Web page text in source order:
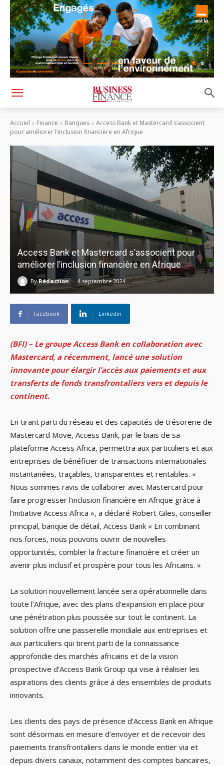
Accueil Finance Banques
Access Bank et Mastercard s’associent
pour améliorer l’inclusion financière en Afrique
Access Bank et Mastercard s’associent pour
améliorer l’inclusion financière en Afrique
By Rédaction - 4 septembre 2024
Facebook Linkedin
(BFI) – Le groupe Access Bank en collaboration avec
Mastercard, a récemment, lancé une solution
innovante pour élargir l’accès aux paiements et aux
transferts de fonds transfrontaliers vers et depuis le
continent.
En tirant parti du réseau et des capacités de trésorerie de
Mastercard Move, Access Bank, par le biais de sa
plateforme Access Africa, permettra aux particuliers et aux
entreprises de bénéficier de transactions internationales
instantanées, traçables, transparentes et rentables. «
Nous sommes ravis de collaborer avec Mastercard pour
faire progresser l’inclusion financière en Afrique grâce à
l’initiative Access Africa », a déclaré Robert Giles, conseiller
principal, banque de détail, Access Bank « En combinant
nos forces, nous pouvons ouvrir de nouvelles
opportunités, combler la fracture financière et créer un
avenir plus inclusif et prospère pour tous les Africains. »
La solution nouvellement lancée sera opérationnelle dans
toute l’Afrique, avec des plans d’expansion en place pour
une pénétration plus poussée sur tout le continent. La
solution offre une passerelle mondiale aux entreprises et
aux particuliers qui tirent parti de la connaissance
approfondie des marchés africains et de la vision
prospective d’Access Bank Group qui vise à réaliser les
aspirations des clients grâce à des ensembles de produits
innovants.
Les clients des pays de présence d’Access Bank en Afrique
sont désormais en mesure d’envoyer et de recevoir des
paiements transfrontaliers dans le monde entier via et
depuis divers canaux, notamment des comptes bancaires,